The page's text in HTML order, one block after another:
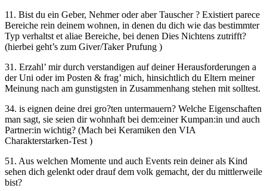
11. Bist du ein Geber, Nehmer oder aber Tauscher ? Existiert parece
Bereiche rein deinem wohnen, in denen du dich wie das bestimmter
Typ verhaltst et aliae Bereiche, bei denen Dies Nichtens zutrifft?
(hierbei geht’s zum Giver/Taker Prufung )
31. Erzahl’ mir durch verstandigen auf deiner Herausforderungen a
der Uni oder im Posten & frag’ mich, hinsichtlich du Eltern meiner
Meinung nach am gunstigsten in Zusammenhang stehen mit solltest.
34. is eignen deine drei gro?ten untermauern? Welche Eigenschaften
man sagt, sie seien dir wohnhaft bei dem:einer Kumpan:in und auch
Partner:in wichtig? (Mach bei Keramiken den VIA
Charakterstarken-Test )
51. Aus welchen Momente und auch Events rein deiner als Kind
sehen dich gelenkt oder drauf dem volk gemacht, der du mittlerweile
bist?